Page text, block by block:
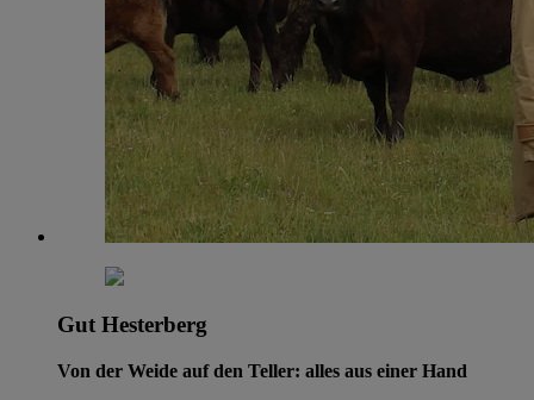
Gut Hesterberg
Von der Weide auf den Teller: alles aus einer Hand